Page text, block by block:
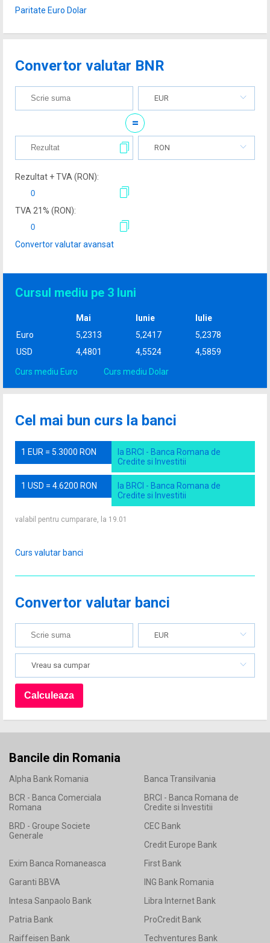
Paritate Euro Dolar
Convertor valutar BNR
EUR
=
RON
Rezultat + TVA (RON):
TVA 21% (RON):
Convertor valutar avansat
Cursul mediu pe 3 luni
Mai Iunie
Iulie
Euro
5,2313 5,2417
5,2378
USD
4,4801 4,5524 4,5859
Curs mediu Euro Curs mediu Dolar
Cel mai bun curs la banci
1 EUR = 5.3000 RON
la BRCI - Banca Romana de
Credite si Investitii
1 USD = 4.6200 RON
la BRCI - Banca Romana de
Credite si Investitii
valabil pentru cumparare, la 19.01
Curs valutar banci
Convertor valutar banci
EUR
Vreau sa cumpar
Bancile din Romania
Alpha Bank Romania
Banca Transilvania
BCR - Banca Comerciala
Romana
BRCI - Banca Romana de
Credite si Investitii
BRD - Groupe Societe
Generale
CEC Bank
Credit Europe Bank
Exim Banca Romaneasca
First Bank
Garanti BBVA
ING Bank Romania
Intesa Sanpaolo Bank
Libra Internet Bank
Patria Bank
ProCredit Bank
Raiffeisen Bank
Techventures Bank